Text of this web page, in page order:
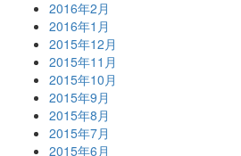
2016年2月
2016年1月
2015年12月
2015年11月
2015年10月
2015年9月
2015年8月
2015年7月
2015年6月